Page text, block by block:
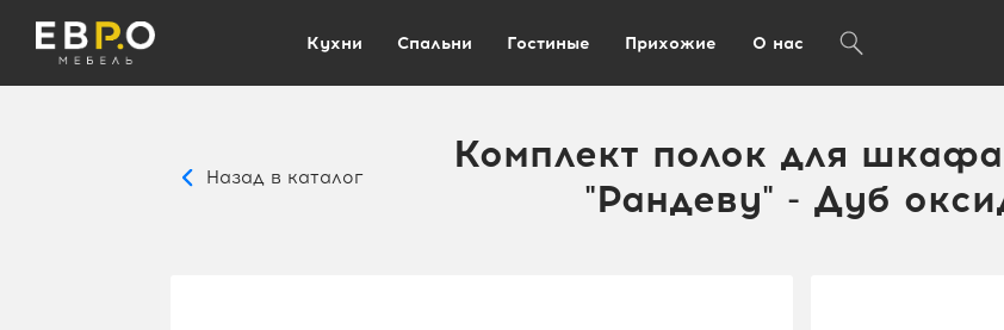
Кухни Спальни Гостиные Прихожие О нас
Назад в каталог
Комплект полок для
"Рандеву" - Дуб